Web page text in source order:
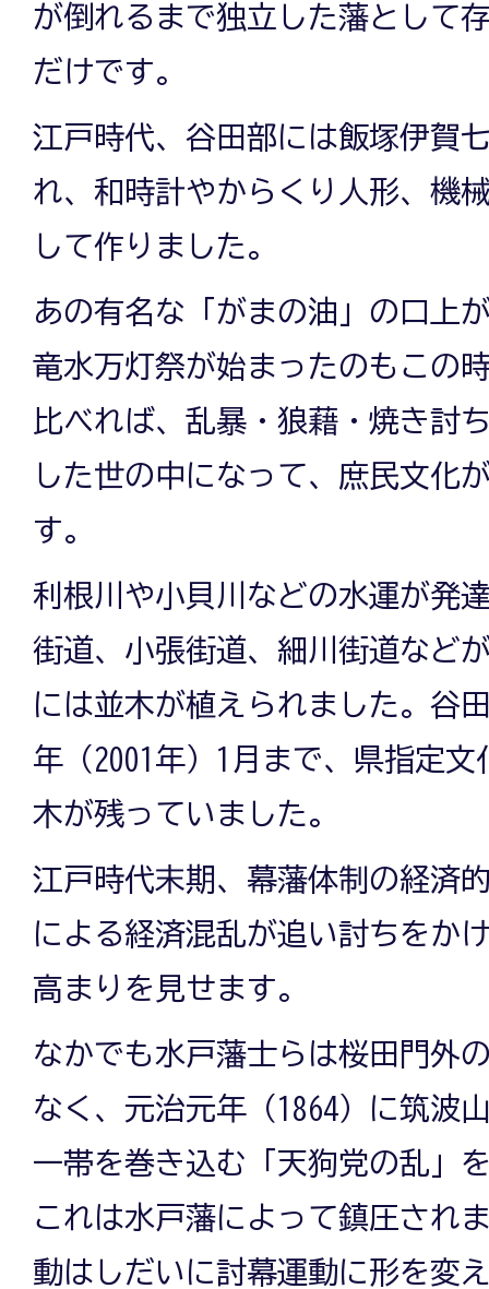
が倒れるまで独立した藩として
だけです。
江戸時代、谷田部には飯塚伊賀
れ、和時計やからくり人形、機
して作りました。
あの有名な「がまの油」の口上
竜水万灯祭が始まったのもこの
比べれば、乱暴・狼藉・焼き討
した世の中になって、庶民文化
す。
利根川や小貝川などの水運が発
街道、小張街道、細川街道など
には並木が植えられました。谷
年（2001年）1月まで、県指定
木が残っていました。
江戸時代末期、幕藩体制の経済
による経済混乱が追い討ちをか
高まりを見せます。
なかでも水戸藩士らは桜田門外
なく、元治元年（1864）に筑波
一帯を巻き込む「天狗党の乱」
これは水戸藩によって鎮圧され
動はしだいに討幕運動に形を変